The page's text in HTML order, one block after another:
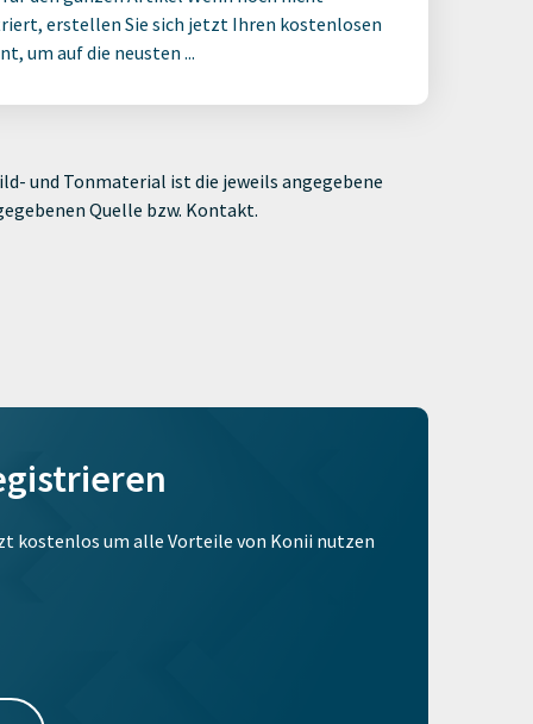
erstellen Sie sich jetzt Ihren kostenlosen
um auf die neusten ...
und Tonmaterial ist die jeweils angegebene
Quelle bzw. Kontakt.
kostenlos um alle Vorteile von Konii nutzen